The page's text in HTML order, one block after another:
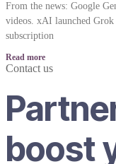
From the news: Google
videos. xAI launched
subscription
Read more
Contact us
boost